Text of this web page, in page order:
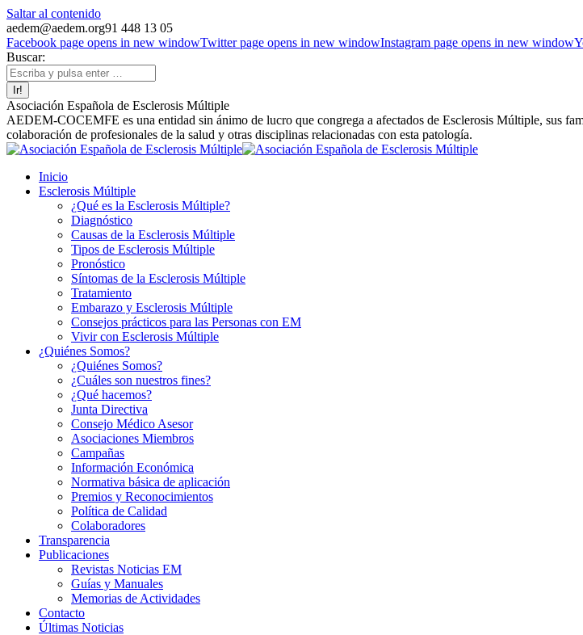
Saltar al contenido
aedem@aedem.org91 448 13 05
Facebook page opens in new windowTwitter page opens in new windowInstagram page opens in new window
Buscar:
Asociación Española de Esclerosis Múltiple
AEDEM-COCEMFE es una entidad sin ánimo de lucro que congrega a afectados de Esclerosis Múltiple, sus
colaboración de profesionales de la salud y otras disciplinas relacionadas con esta patología.
Inicio
Esclerosis Múltiple
¿Qué es la Esclerosis Múltiple?
Diagnóstico
Causas de la Esclerosis Múltiple
Tipos de Esclerosis Múltiple
Pronóstico
Síntomas de la Esclerosis Múltiple
Tratamiento
Embarazo y Esclerosis Múltiple
Consejos prácticos para las Personas con EM
Vivir con Esclerosis Múltiple
¿Quiénes Somos?
¿Quiénes Somos?
¿Cuáles son nuestros fines?
¿Qué hacemos?
Junta Directiva
Consejo Médico Asesor
Asociaciones Miembros
Campañas
Información Económica
Normativa básica de aplicación
Premios y Reconocimientos
Política de Calidad
Colaboradores
Transparencia
Publicaciones
Revistas Noticias EM
Guías y Manuales
Memorias de Actividades
Contacto
Últimas Noticias